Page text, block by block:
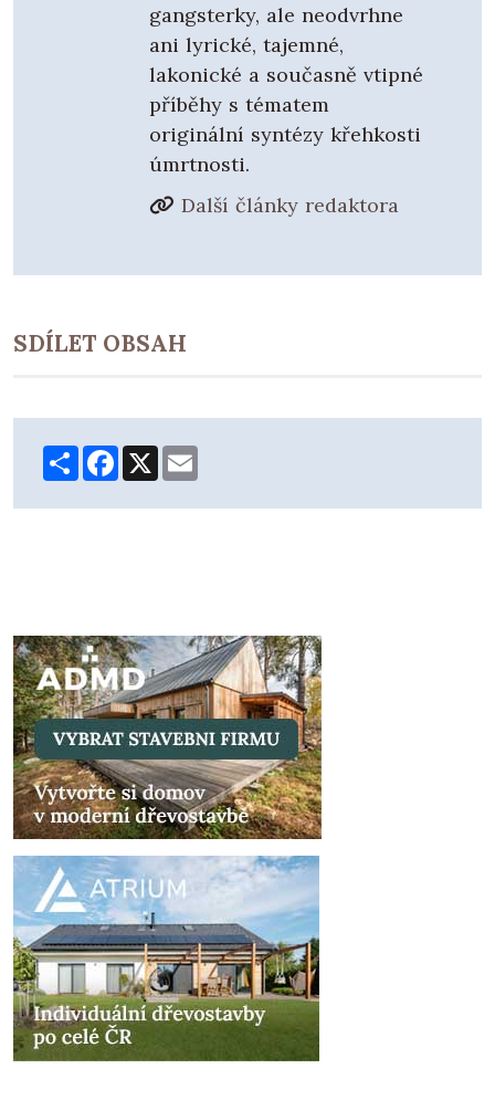
gangsterky, ale neodvrhne
ani lyrické, tajemné,
lakonické a současně vtipné
příběhy s tématem
originální syntézy křehkosti
úmrtnosti.
Další články redaktora
SDÍLET OBSAH
ShareFacebook
X